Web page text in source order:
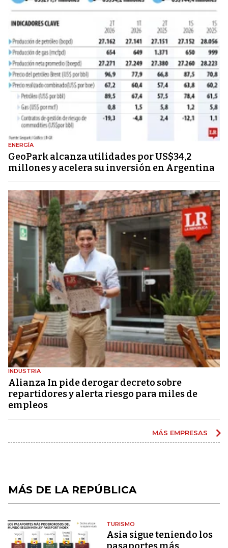
ENERGÍA
GeoPark alcanza utilidades por US$34,2
millones y acelera su inversión en Argentina
INDUSTRIA
Alianza In pide derogar decreto sobre
repartidores y alerta riesgo para miles de
empleos
MÁS EMPRESAS
MÁS DE LA REPÚBLICA
TURISMO
Asia sigue teniendo los